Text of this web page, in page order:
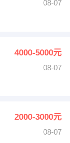
08-07
4000-5000元
08-07
2000-3000元
08-07